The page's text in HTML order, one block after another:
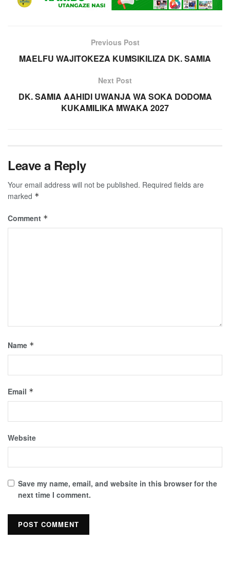
Previous Post
MAELFU WAJITOKEZA KUMSIKILIZA DK. SAMIA
Next Post
DK. SAMIA AAHIDI UWANJA WA SOKA DODOMA
KUKAMILIKA MWAKA 2027
Leave a Reply
Your email address will not be published. Required fields are
marked *
Comment *
Name *
Email *
Website
Save my name, email, and website in this browser for the
next time I comment.